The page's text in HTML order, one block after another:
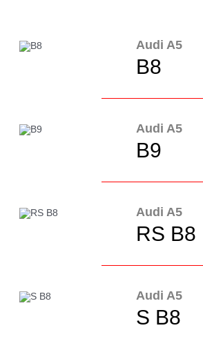
Audi A5
B8
Audi A5
B9
Audi A5
RS B8
Audi A5
S B8